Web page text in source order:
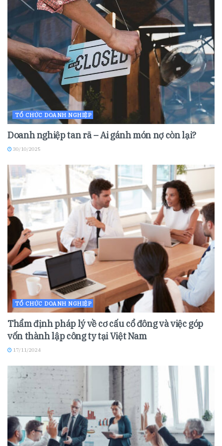
TỔ CHỨC DOANH NGHIỆP
Doanh nghiệp tan rã – Ai gánh món nợ còn lại?
30/10/2025
TỔ CHỨC DOANH NGHIỆP
Thẩm định pháp lý về cơ cấu cổ đông và việc góp
vốn thành lập công ty tại Việt Nam
17/11/2024